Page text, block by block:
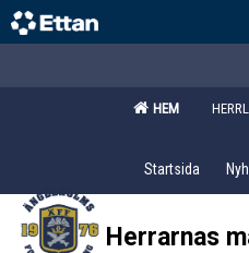
HEM
Startsida
Herrarnas